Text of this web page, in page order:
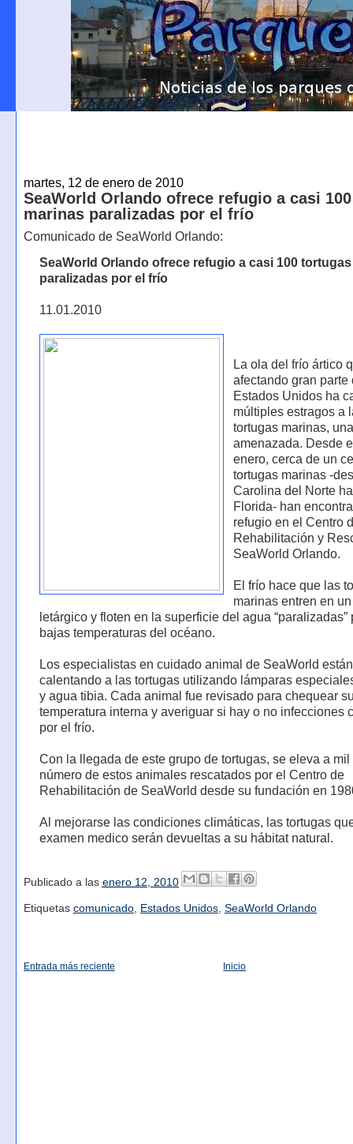
martes, 12 de enero de 2010
SeaWorld Orlando ofrece refugio a casi
marinas paralizadas por el frío
Comunicado de SeaWorld Orlando:
SeaWorld Orlando ofrece refugio a casi 100
paralizadas por el frío
11.01.2010
La ola del frío ártico
afectando gran parte
Estados Unidos ha
múltiples estragos a
tortugas marinas,
amenazada. Desde
enero, cerca de un
tortugas marinas -
Carolina del Norte
Florida- han
refugio en el Centro
Rehabilitación y
SeaWorld Orlando.
El frío hace que las
marinas entren en
letárgico y floten en la superficie del agua “paralizadas”
bajas temperaturas del océano.
Los especialistas en cuidado animal de SeaWorld están
calentando a las tortugas utilizando lámparas
y agua tibia. Cada animal fue revisado para chequear
temperatura interna y averiguar si hay o no infecciones
por el frío.
Con la llegada de este grupo de tortugas, se eleva a mil
número de estos animales rescatados por el Centro de
Rehabilitación de SeaWorld desde su fundación en
Al mejorarse las condiciones climáticas, las tortugas
examen medico serán devueltas a su hábitat natural.
Publicado a las enero 12, 2010
Etiquetas comunicado, Estados Unidos, SeaWorld Orlando
Entrada más reciente Inicio